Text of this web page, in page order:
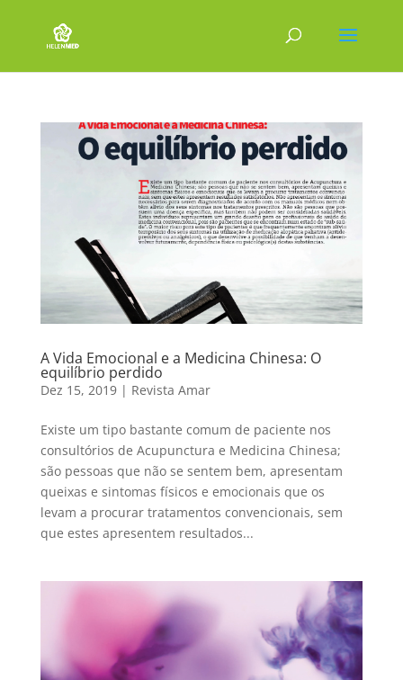
A Vida Emocional e a Medicina Chinesa: O
equilíbrio perdido
Dez 15, 2019| Revista Amar
Existe um tipo bastante comum de paciente nos
consultórios de Acupunctura e Medicina Chinesa;
são pessoas que não se sentem bem, apresentam
queixas e sintomas físicos e emocionais que os
levam a procurar tratamentos convencionais, sem
que estes apresentem resultados...